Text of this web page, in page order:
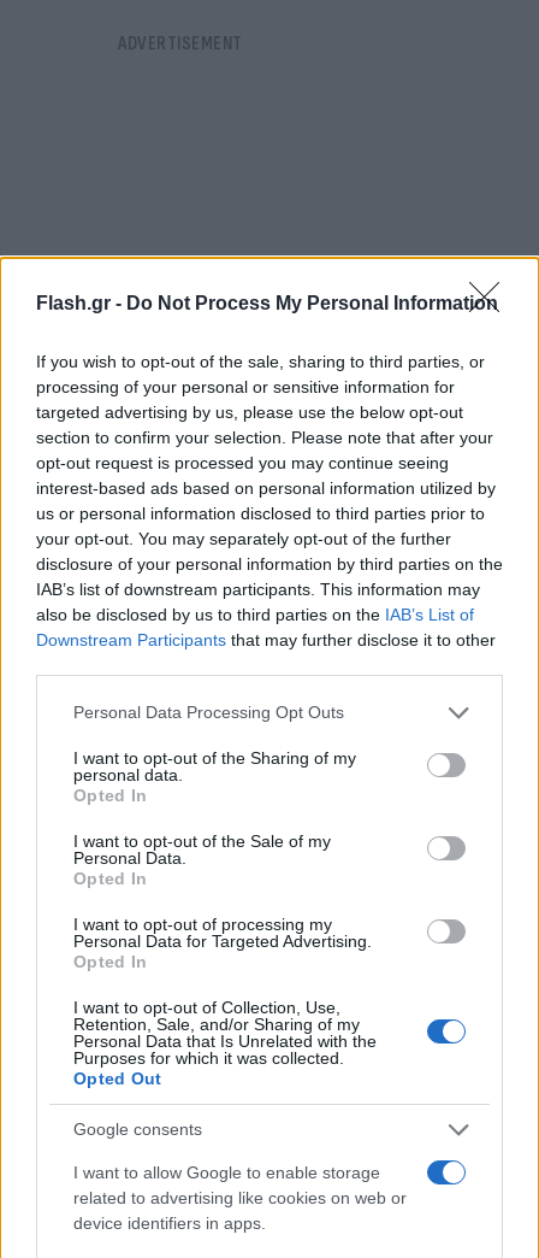
Flash.gr - Do Not Process My Personal Information
If you wish to opt-out of the sale, sharing to third parties, or
processing of your personal or sensitive information for
targeted advertising by us, please use the below opt-out
section to confirm your selection. Please note that after your
opt-out request is processed you may continue seeing
interest-based ads based on personal information utilized by
us or personal information disclosed to third parties prior to
your opt-out. You may separately opt-out of the further
disclosure of your personal information by third parties on the
IAB’s list of downstream participants. This information may
also be disclosed by us to third parties on the IAB’s List of
Downstream Participants that may further disclose it to other
Please note that this website/app uses one or more Google
not limited to your visit or usage behaviour. You may click to
grant or deny consent to Google and its third-party tags to
use your data for below specified purposes in below Google
consent section.
Personal Data Processing Opt Outs
I want to opt-out of the Sharing of my
personal data.
Opted In
I want to opt-out of the Sale of my
Personal Data.
Opted In
I want to opt-out of processing my
Personal Data for Targeted Advertising.
Opted In
I want to opt-out of Collection, Use,
Retention, Sale, and/or Sharing of my
Personal Data that Is Unrelated with the
Purposes for which it was collected.
Opted Out
Google consents
I want to allow Google to enable storage
related to advertising like cookies on web or
device identifiers in apps.
Ζημιές δεν αναφέρθηκαν.
Δείτε τον χάρτη του Γεωδυναμικού
Ινστιτούτου: